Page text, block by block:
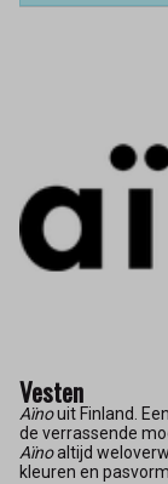
Vesten
Aïnouit Finland.
de verrassende
Aïnoaltijd
kleuren en